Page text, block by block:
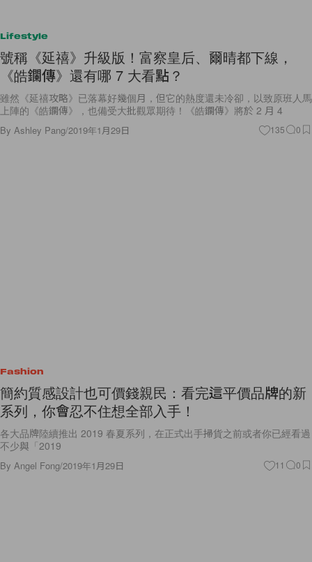
Lifestyle
號稱《延禧》升級版！富察皇后、爾晴都下線，
《皓鑭傳》還有哪 7 大看點？
雖然《延禧攻略》已落幕好幾個月，但它的熱度還未冷卻，以致原班人馬
上陣的《皓鑭傳》，也備受大批觀眾期待！《皓鑭傳》將於 2 月 4
By Ashley Pang/2019年1月29日 135 0
Fashion
簡約質感設計也可價錢親民：看完這平價品牌的新
系列，你會忍不住想全部入手！
各大品牌陸續推出 2019 春夏系列，在正式出手掃貨之前或者你已經看過
不少與「2019
By Angel Fong/2019年1月29日 11 0